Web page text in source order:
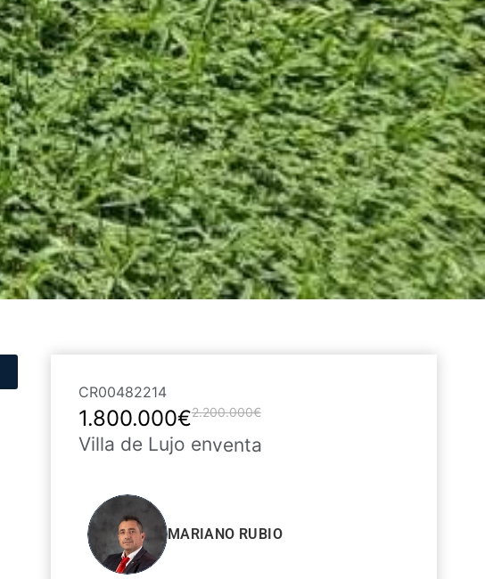
CR00482214
1.800.000€2.200.000€
Villa de Lujo enventa
MARIANO RUBIO